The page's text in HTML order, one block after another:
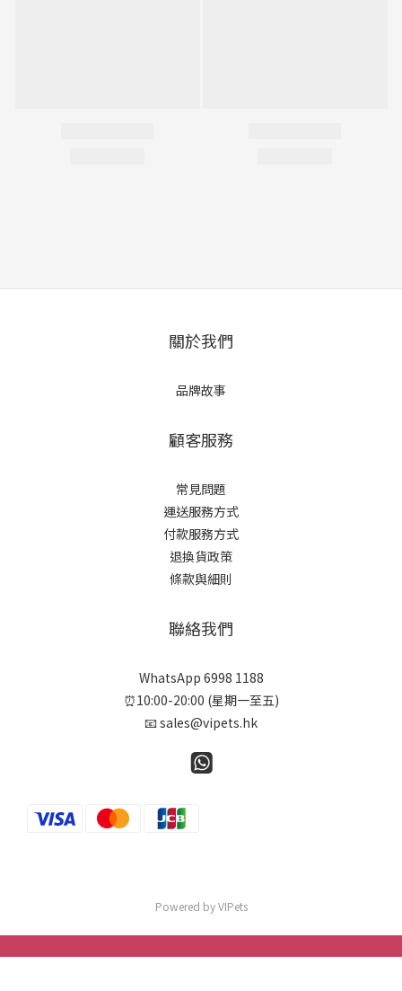
關於我們
品牌故事
顧客服務
常見問題
運送服務方式
付款服務方式
退換貨政策
條款與細則
聯絡我們
WhatsApp 6998 1188
⏰10:00-20:00 (星期一至五)
📧 sales@vipets.hk
Powered by VIPets